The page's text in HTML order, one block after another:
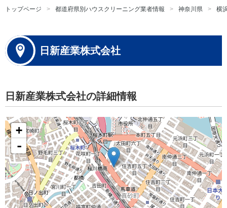
トップページ 都道府県別ハウスクリーニング業者情報 神奈川県 横
日新産業株式会社
日新産業株式会社の詳細情報
+
-